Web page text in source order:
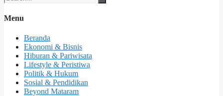
Menu
Beranda
Ekonomi & Bisnis
Hiburan & Pariwisata
Lifestyle & Peristiwa
Politik & Hukum
Sosial & Pendidikan
Beyond Mataram